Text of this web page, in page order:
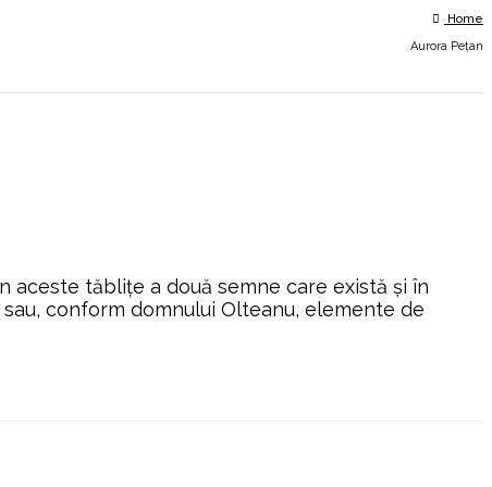
Home
Aurora Pețan
aceste tăblițe a două semne care există și în
conform domnului Olteanu, elemente de